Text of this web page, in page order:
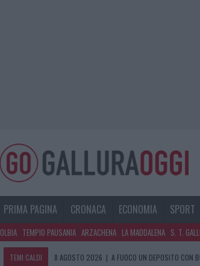
PRIMA PAGINA CRONACA ECONOMIA SPORT
OLBIA TEMPIO PAUSANIA ARZACHENA LA MADDALENA S. T.
TEMI CALDI 8 AGOSTO 2026 | A FUOCO UN DEPOSITO CON